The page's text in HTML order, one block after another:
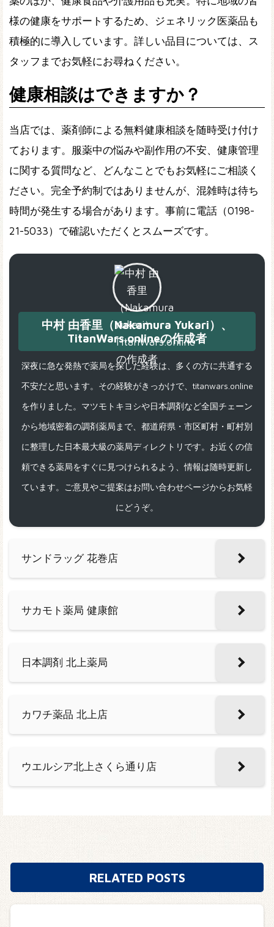
様の健康をサポートするため、ジェネリック医薬品も
積極的に導入しています。詳しい品目については、ス
タッフまでお気軽にお尋ねください。
健康相談はできますか？
当店では、薬剤師による無料健康相談を随時受け付け
ております。服薬中の悩みや副作用の不安、健康管理
に関する質問など、どんなことでもお気軽にご相談く
ださい。完全予約制ではありませんが、混雑時は待ち
時間が発生する場合があります。事前に電話（0198-
21-5033）で確認いただくとスムーズです。
中村 由香里（Nakamura Yukari）、
TitanWars.onlineの作成者
深夜に急な発熱で薬局を探した経験は、多くの方に共通する
不安だと思います。その経験がきっかけで、titanwars.online
を作りました。マツモトキヨシや日本調剤など全国チェーン
から地域密着の調剤薬局まで、都道府県・市区町村・町村別
に整理した日本最大級の薬局ディレクトリです。お近くの信
頼できる薬局をすぐに見つけられるよう、情報は随時更新し
ています。ご意見やご提案はお問い合わせページからお気軽
にどうぞ。
サンドラッグ 花巻店
サカモト薬局 健康館
日本調剤 北上薬局
カワチ薬品 北上店
ウエルシア北上さくら通り店
RELATED POSTS